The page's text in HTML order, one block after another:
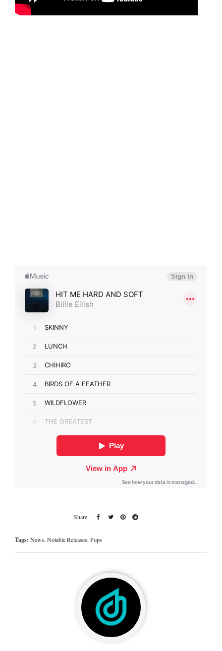
Tags: News,Notable Releases,Pops